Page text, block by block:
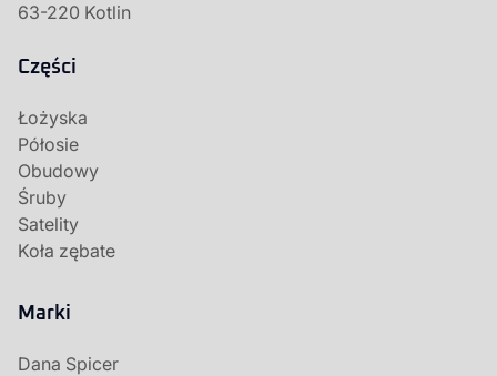
63-220 Kotlin
Części
Łożyska
Półosie
Obudowy
Śruby
Satelity
Koła zębate
Marki
Dana Spicer